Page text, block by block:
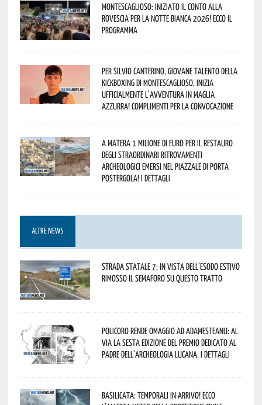
Montescaglioso: iniziato il conto alla
rovescia per la Notte Bianca 2026! Ecco il
programma
Per Silvio Canterino, giovane talento della
kickboxing di Montescaglioso, inizia
ufficialmente l’avventura in maglia
azzurra! Complimenti per la convocazione
A Matera 1 milione di euro per il restauro
degli straordinari ritrovamenti
archeologici emersi nel piazzale di Porta
Postergola! I dettagli
ALTRE NEWS
Strada statale 7: in vista dell’esodo estivo
rimosso il semaforo su questo tratto
Policoro rende omaggio ad Adamesteanu: al
via la sesta edizione del Premio dedicato al
padre dell’archeologia lucana. I dettagli
Basilicata: temporali in arrivo! Ecco